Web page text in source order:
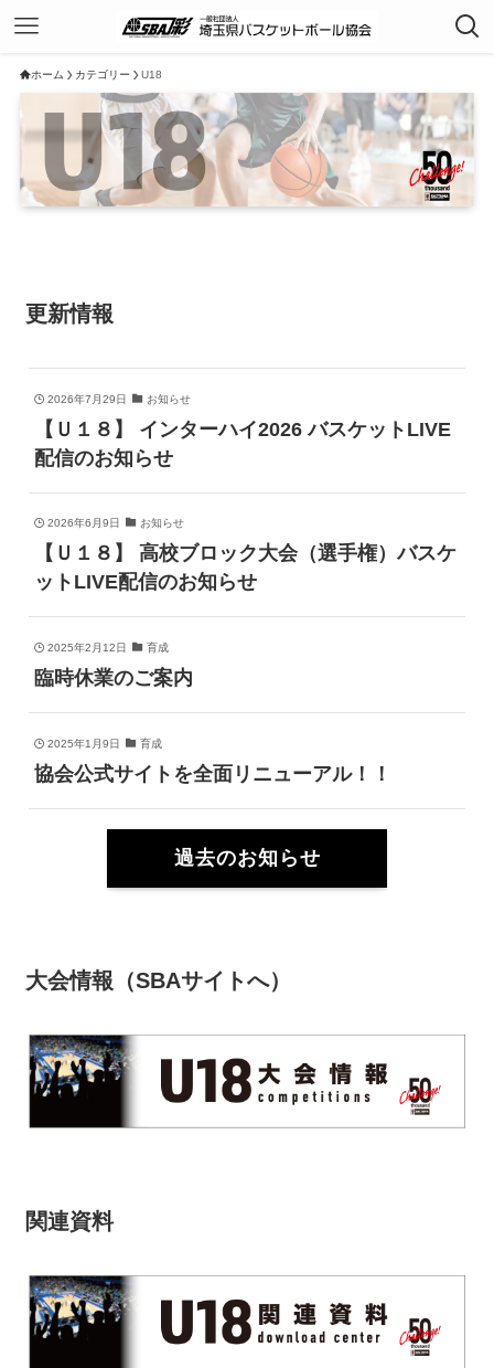
ホーム カテゴリー U18
更新情報
2026年7月29日 お知らせ
【Ｕ１８】 インターハイ2026 バスケットLIVE
配信のお知らせ
2026年6月9日 お知らせ
【Ｕ１８】 高校ブロック大会（選手権）バスケ
ットLIVE配信のお知らせ
2025年2月12日 育成
臨時休業のご案内
2025年1月9日 育成
協会公式サイトを全面リニューアル！！
過去のお知らせ
大会情報（SBAサイトへ）
関連資料